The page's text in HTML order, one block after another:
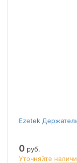
Ezetek
0 руб.
Уточняйте